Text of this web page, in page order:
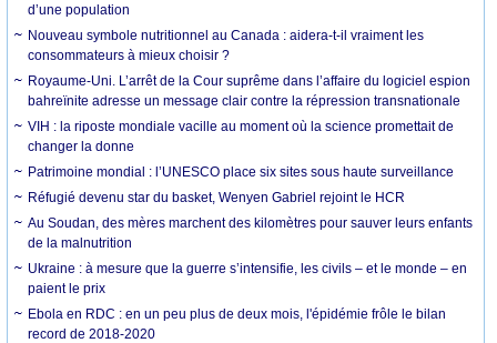
d’une population
Nouveau symbole nutritionnel au Canada : aidera-t-il vraiment les
consommateurs à mieux choisir ?
Royaume-Uni. L’arrêt de la Cour suprême dans l’affaire du logiciel espion
bahreïnite adresse un message clair contre la répression transnationale
VIH : la riposte mondiale vacille au moment où la science promettait de
changer la donne
Patrimoine mondial : l’UNESCO place six sites sous haute surveillance
Réfugié devenu star du basket, Wenyen Gabriel rejoint le HCR
Au Soudan, des mères marchent des kilomètres pour sauver leurs enfants
de la malnutrition
Ukraine : à mesure que la guerre s’intensifie, les civils – et le monde – en
paient le prix
Ebola en RDC : en un peu plus de deux mois, l'épidémie frôle le bilan
record de 2018-2020